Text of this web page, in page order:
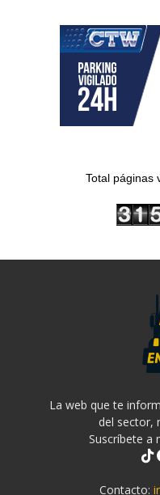
Total páginas
La web que te
del sector,
Suscríbete a
Contacto: